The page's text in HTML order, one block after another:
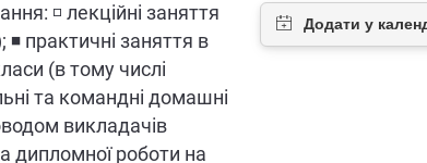
◽️ лекційні заняття
практичні заняття в
(в тому числі
та командні домашні
викладачів
дипломної роботи на